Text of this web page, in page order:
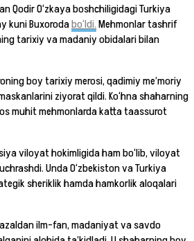
Qodir O‘zkaya boshchiligidagi Turkiya
kuni Buxorodabo‘ldi.Mehmonlar tashrif
tarixiy va madaniy obidalari bilan
boy tarixiy merosi, qadimiy me’moriy
ziyorat qildi. Ko‘hna shaharning
muhit mehmonlarda katta taassurot
viloyat hokimligida ham bo‘lib, viloyat
Unda O‘zbekiston va Turkiya
sheriklik hamda hamkorlik aloqalari
azaldan ilm-fan, madaniyat va savdo